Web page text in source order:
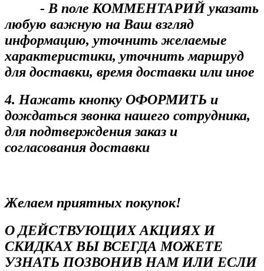
- В поле КОММЕНТАРИЙ указать
любую важную на Ваш взгляд
информацию, уточнить желаемые
характеристики, уточнить маршруд
для доставки, время доставки или иное
4. Нажать кнопку ОФОРМИТЬ и
дождаться звонка нашего сотрудника,
для подтверждения заказ и
согласования доставки
Желаем приятных покупок!
О ДЕЙСТВУЮЩИХ АКЦИЯХ И
СКИДКАХ ВЫ ВСЕГДА МОЖЕТЕ
УЗНАТЬ ПОЗВОНИВ НАМ ИЛИ ЕСЛИ